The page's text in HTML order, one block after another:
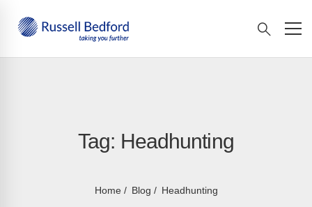
Tag: Headhunting
Home Blog Headhunting